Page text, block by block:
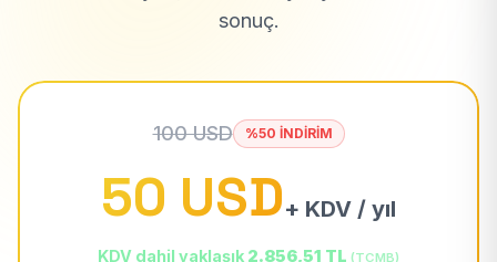
sonuç.
100 USD %50 İNDİRİM
50 USD+ KDV / yıl
KDV dahil yaklaşık 2.856,51 TL (TCMB)